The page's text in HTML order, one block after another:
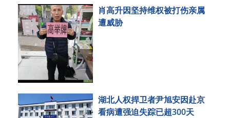
肖高升因坚持维权被打伤亲属
遭威胁
湖北人权捍卫者尹旭安因赴京
看病遭强迫失踪已超300天